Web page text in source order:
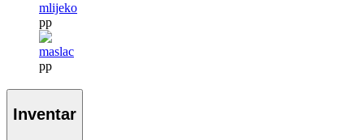
mlijeko
pp
maslac
pp
Inventar